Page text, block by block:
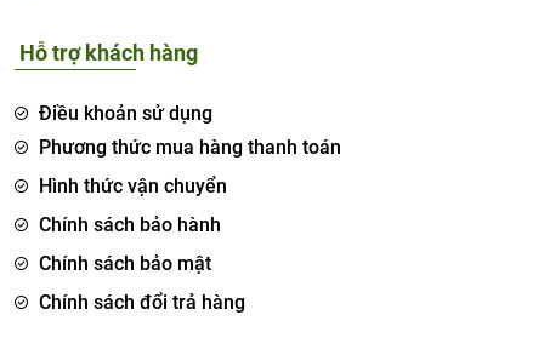
Hỗ trợ khách hàng
Điều khoản sử dụng
Phương thức mua hàng thanh toán
Hình thức vận chuyển
Chính sách bảo hành
Chính sách bảo mật
Chính sách đổi trả hàng